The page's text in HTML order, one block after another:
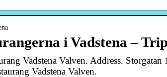
i Vadstena –
Vadstena Valven. Address.
Vadstena Valven.